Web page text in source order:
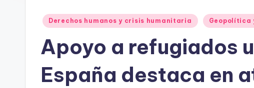
Publicado
Derechos humanos y crisis humanitaria Geopolítica
Apoyo a refugiados
España destaca en